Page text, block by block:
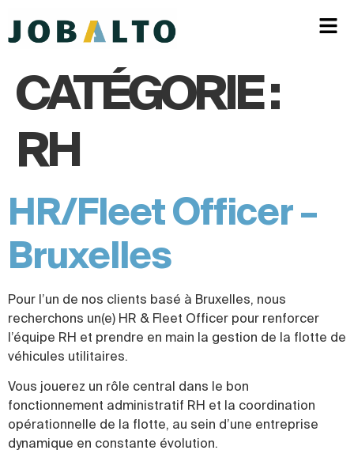
CATÉGORIE :
RH
HR/Fleet Officer –
Bruxelles
Pour l’un de nos clients basé à Bruxelles, nous
recherchons un(e) HR & Fleet Officer pour renforcer
l’équipe RH et prendre en main la gestion de la flotte de
véhicules utilitaires.
Vous jouerez un rôle central dans le bon
fonctionnement administratif RH et la coordination
opérationnelle de la flotte, au sein d’une entreprise
dynamique en constante évolution.